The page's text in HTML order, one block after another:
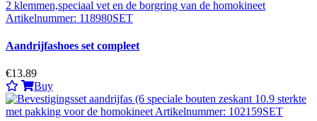
Aandrijfashoes set compleet
€13.89
Buy